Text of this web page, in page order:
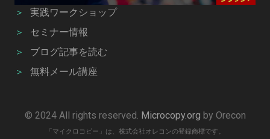
＞
実践ワークショップ
＞
セミナー情報
＞
ブログ記事を読む
＞
無料メール講座
© 2024 All rights reserved. Microcopy.org by Orecon
「マイクロコピー」は、株式会社オレコンの登録商標です。